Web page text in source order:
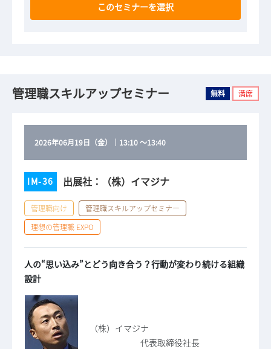
このセミナーを選択
管理職スキルアップセミナー 無料 満席
2026年06月19日（金） ｜ 13:10～13:40
IM-36 出展社：（株）イマジナ
管理職向け
管理職スキルアップセミナー
理想の管理職 EXPO
人の“思い込み”とどう向き合う？行動が変わり続ける組織
設計
（株）イマジナ
代表取締役社長